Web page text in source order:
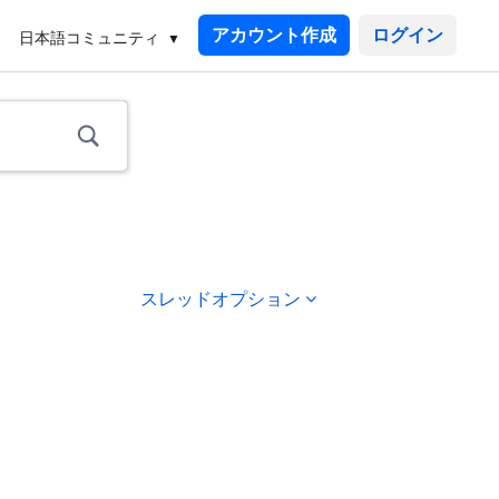
日本語コミュニティ アカウント作成
スレッドオプション